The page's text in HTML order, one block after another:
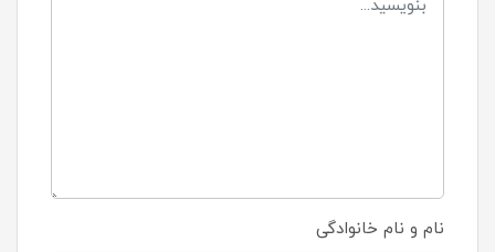
نام و نام خانوادگی